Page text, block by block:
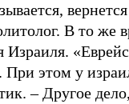
В то же
этом у
– Другое